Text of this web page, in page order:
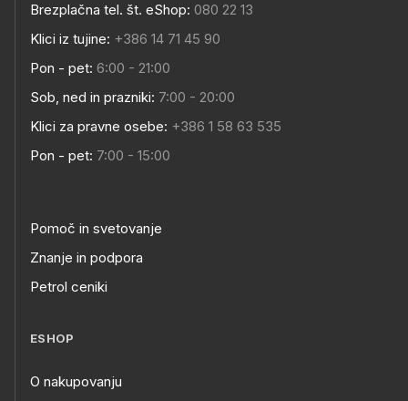
Brezplačna tel. št. eShop: 080 22 13
Klici iz tujine: +386 14 71 45 90
Pon - pet: 6:00 - 21:00
Sob, ned in prazniki: 7:00 - 20:00
Klici za pravne osebe: +386 1 58 63 535
Pon - pet: 7:00 - 15:00
Pomoč in svetovanje
Znanje in podpora
Petrol ceniki
ESHOP
O nakupovanju